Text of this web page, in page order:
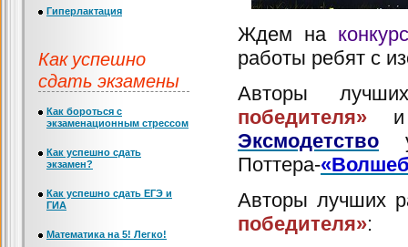
Ждем на
работы ребят с
Авторы
победителя»
Эксмодетство
Поттера-
Авторы лучших
победителя»:
Гиперлактация
Как успешно
сдать экзамены
Как бороться с
экзаменационным стрессом
Как успешно сдать
экзамен?
Как успешно сдать ЕГЭ и
ГИА
Математика на 5! Легко!